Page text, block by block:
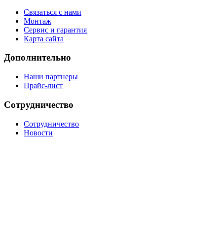
Связаться с нами
Монтаж
Сервис и гарантия
Карта сайта
Дополнительно
Наши партнеры
Прайс-лист
Сотрудничество
Сотрудничество
Новости